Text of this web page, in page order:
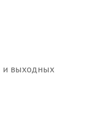
и выходных